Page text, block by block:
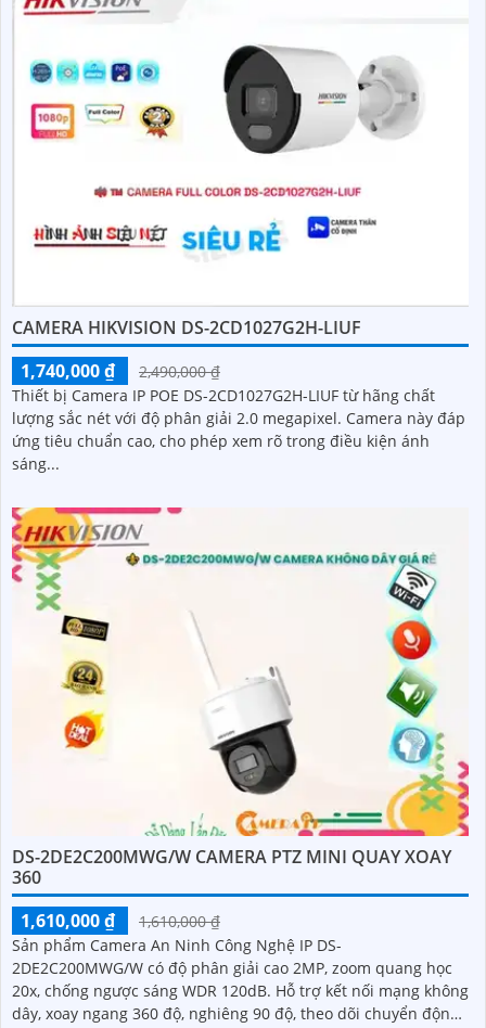
CAMERA HIKVISION DS-2CD1027G2H-LIUF
1,740,000 ₫
2,490,000 ₫
Thiết bị Camera IP POE DS-2CD1027G2H-LIUF từ hãng chất
lượng sắc nét với độ phân giải 2.0 megapixel. Camera này đáp
ứng tiêu chuẩn cao, cho phép xem rõ trong điều kiện ánh
sáng...
DS-2DE2C200MWG/W CAMERA PTZ MINI QUAY XOAY
360
1,610,000 ₫
1,610,000 ₫
Sản phẩm Camera An Ninh Công Nghệ IP DS-
2DE2C200MWG/W có độ phân giải cao 2MP, zoom quang học
20x, chống ngược sáng WDR 120dB. Hỗ trợ kết nối mạng không
dây, xoay ngang 360 độ, nghiêng 90 độ, theo dõi chuyển động